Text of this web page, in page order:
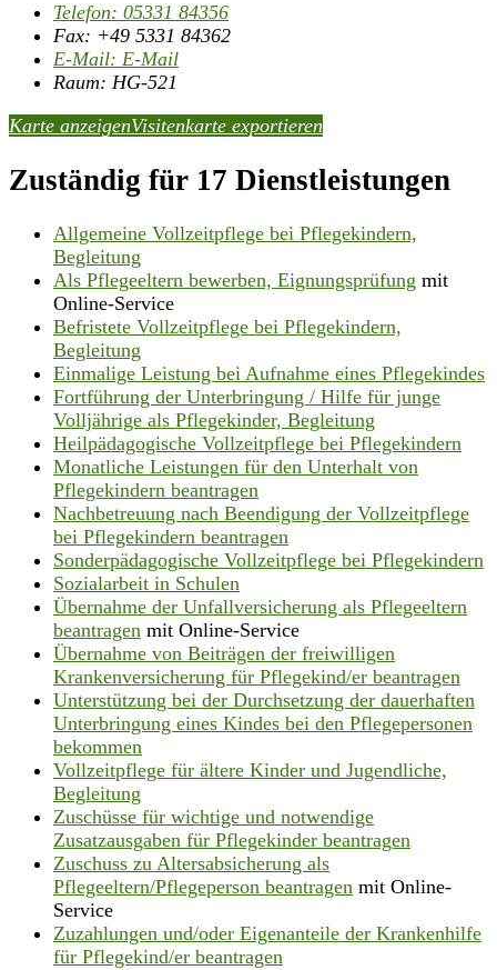
Telefon: 05331 84356
Fax: +49 5331 84362
E-Mail: E-Mail
Raum: HG-521
Karte anzeigenVisitenkarte exportieren
Zuständig für 17 Dienstleistungen
Allgemeine Vollzeitpflege bei Pflegekindern,
Begleitung
Als Pflegeeltern bewerben, Eignungsprüfung mit
Online-Service
Befristete Vollzeitpflege bei Pflegekindern,
Begleitung
Einmalige Leistung bei Aufnahme eines Pflegekindes
Fortführung der Unterbringung / Hilfe für junge
Volljährige als Pflegekinder, Begleitung
Heilpädagogische Vollzeitpflege bei Pflegekindern
Monatliche Leistungen für den Unterhalt von
Pflegekindern beantragen
Nachbetreuung nach Beendigung der Vollzeitpflege
bei Pflegekindern beantragen
Sonderpädagogische Vollzeitpflege bei Pflegekindern
Sozialarbeit in Schulen
Übernahme der Unfallversicherung als Pflegeeltern
beantragen mit Online-Service
Übernahme von Beiträgen der freiwilligen
Krankenversicherung für Pflegekind/er beantragen
Unterstützung bei der Durchsetzung der dauerhaften
Unterbringung eines Kindes bei den Pflegepersonen
bekommen
Vollzeitpflege für ältere Kinder und Jugendliche,
Begleitung
Zuschüsse für wichtige und notwendige
Zusatzausgaben für Pflegekinder beantragen
Zuschuss zu Altersabsicherung als
Pflegeeltern/Pflegeperson beantragen mit Online-
Service
Zuzahlungen und/oder Eigenanteile der Krankenhilfe
für Pflegekind/er beantragen